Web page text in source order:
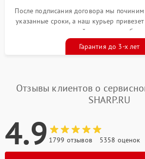
После подписания договора мы починим
указанные сроки, а наш курьер
гарантийным талоном
Гарантия до 3-х лет
Отзывы клиентов о
SHARP.RU
4.9 1799 отзывов 5358 оценок